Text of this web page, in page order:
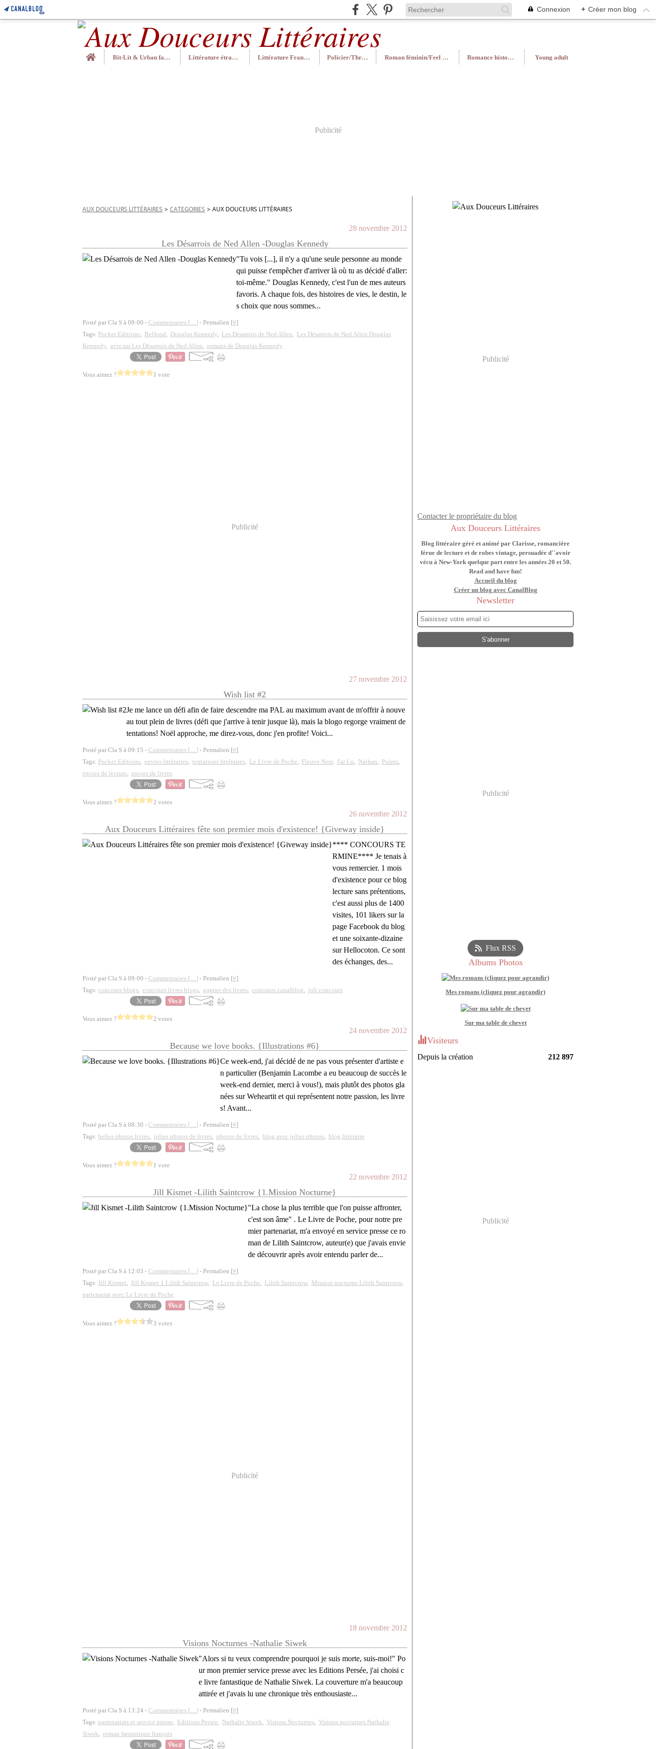
Connexion + Créer mon blog
Home
Bit-Lit & Urban fantasy Littérature étrangère Littérature Française Policier/Thriller Roman féminin/Feel Good Romance historique Young adult
Publicité
AUX DOUCEURS LITTÉRAIRES > CATEGORIES > AUX DOUCEURS LITTÉRAIRES
28 novembre 2012
Les Désarrois de Ned Allen -Douglas Kennedy
"Tu vois [...], il n'y a qu'une seule personne au monde
qui puisse t'empêcher d'arriver là où tu as décidé d'aller:
toi-même." Douglas Kennedy, c'est l'un de mes auteurs
favoris. A chaque fois, des histoires de vies, le destin, le
s choix que nous sommes...
Posté par Cla S à 09:00 - Commentaires […] - Permalien [#]
Tags: Pocket Editions, Belfond, Douglas Kennedy, Les Désarrois de Ned Allen, Les Désarrois de Ned Allen Douglas
Kennedy, avis sur Les Désarrois de Ned Allen, romans de Douglas Kennedy
Vous aimez ? 1 vote
Publicité
27 novembre 2012
Wish list #2
Je me lance un défi afin de faire descendre ma PAL au maximum avant de m'offrir à nouve
au tout plein de livres (défi que j'arrive à tenir jusque là), mais la blogo regorge vraiment de
tentations! Noël approche, me direz-vous, donc j'en profite! Voici...
Posté par Cla S à 09:15 - Commentaires […] - Permalien [#]
Tags: Pocket Editions, envies littéraires, tentations littéraires, Le Livre de Poche, Fleuve Noir, J'ai Lu, Nathan, Points,
envies de lecture, envies de livres
Vous aimez ? 2 votes
26 novembre 2012
Aux Douceurs Littéraires fête son premier mois d'existence! {Giveway inside}
**** CONCOURS TE
RMINE**** Je tenais à
vous remercier. 1 mois
d'existence pour ce blog
lecture sans prétentions,
c'est aussi plus de 1400
visites, 101 likers sur la
page Facebook du blog
et une soixante-dizaine
sur Hellocoton. Ce sont
des échanges, des...
Posté par Cla S à 09:00 - Commentaires […] - Permalien [#]
Tags: concours blogs, concours livres blogs, gagner des livres, concours canalblog, joli concours
Vous aimez ? 2 votes
24 novembre 2012
Because we love books. {Illustrations #6}
Ce week-end, j'ai décidé de ne pas vous présenter d'artiste e
n particulier (Benjamin Lacombe a eu beaucoup de succès le
week-end dernier, merci à vous!), mais plutôt des photos gla
nées sur Weheartit et qui représentent notre passion, les livre
s! Avant...
Posté par Cla S à 08:30 - Commentaires […] - Permalien [#]
Tags: belles photos livres, jolies photos de livres, photos de livres, blog avec jolies photos, blog littéraire
Vous aimez ? 1 vote
22 novembre 2012
Jill Kismet -Lilith Saintcrow {1.Mission Nocturne}
"La chose la plus terrible que l'on puisse affronter,
c'est son âme" . Le Livre de Poche, pour notre pre
mier partenariat, m'a envoyé en service presse ce ro
man de Lilith Saintcrow, auteur(e) que j'avais envie
de découvrir après avoir entendu parler de...
Posté par Cla S à 12:03 - Commentaires […] - Permalien [#]
Tags: Jill Kismet, Jill Kismet 1 Lilith Saintcrow, Le Livre de Poche, Lilith Saintcrow, Mission nocturne Lilith Saintcrow,
partenariat avec Le Livre de Poche
Vous aimez ? 3 votes
Publicité
18 novembre 2012
Visions Nocturnes -Nathalie Siwek
"Alors si tu veux comprendre pourquoi je suis morte, suis-moi!" Po
ur mon premier service presse avec les Editions Persée, j'ai choisi c
e livre fantastique de Nathalie Siwek. La couverture m'a beaucoup
attirée et j'avais lu une chronique très enthousiaste...
Posté par Cla S à 13:24 - Commentaires […] - Permalien [#]
Tags: partenariats et service presse, Editions Persée, Nathalie Siwek, Visions Nocturnes, Visions nocturnes Nathalie
Siwek, roman fantastique français
Publicité
Contacter le propriétaire du blog
Aux Douceurs Littéraires
Blog littéraire géré et animé par Clarisse, romancière
férue de lecture et de robes vintage, persuadée d''avoir
vécu à New-York quelque part entre les années 20 et 50.
Read and have fun!
Accueil du blog
Créer un blog avec CanalBlog
Newsletter
Publicité
Flux RSS
Albums Photos
Mes romans (cliquez pour agrandir)
Sur ma table de chevet
Visiteurs
Depuis la création 212 897
Publicité